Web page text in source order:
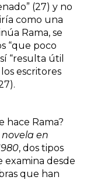
(27) y no
como una
Rama, se
“que poco
“resulta útil
escritores
hace Rama?
novela en
, dos tipos
examina desde
que han